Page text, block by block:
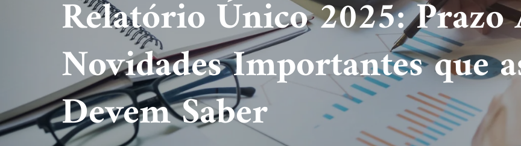
Relatório Único 2025: Prazo
Novidades Importantes que
Devem Saber